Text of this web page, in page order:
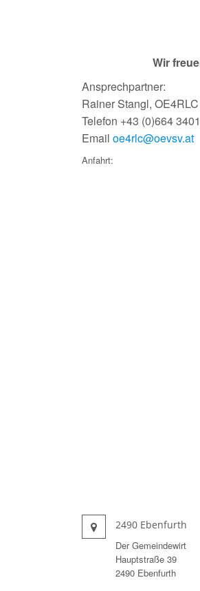
Wir
Ansprechpartner:
Rainer Stangl, OE4RLC
Telefon +43 (0)664
Email oe4rlc@oevsv.at
Anfahrt:
2490 Ebenfurth
Der Gemeindewirt
Hauptstraße 39
2490 Ebenfurth